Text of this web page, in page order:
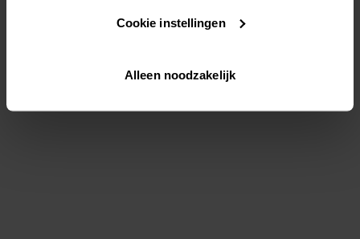
Lees hier meer over in onsprivacybeleid
Via "Cookie instellingen" kun je ook zelf instellen welke
Cookie instellingen
Alleen noodzakelijk